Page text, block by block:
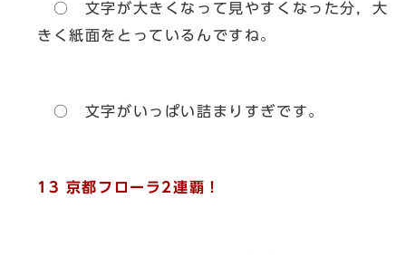
○ 文字が大きくなって見やすくなった分，大
きく紙面をとっているんですね。
○ 文字がいっぱい詰まりすぎです。
13 京都フローラ2連覇！